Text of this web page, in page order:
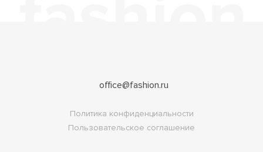
office@fashion.ru
Политика конфиденциальности
Пользовательское соглашение